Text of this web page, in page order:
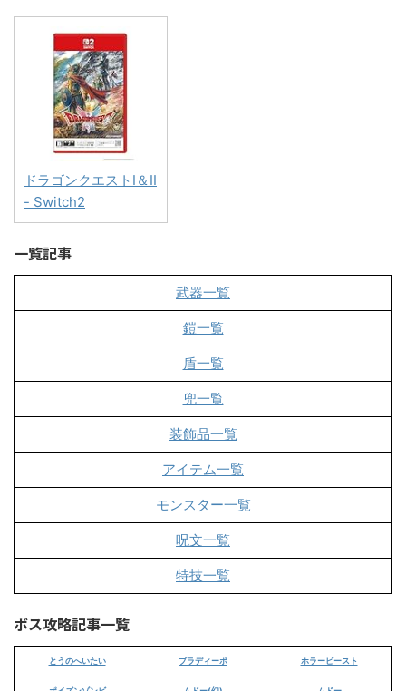
ドラゴンクエストI＆II
- Switch2
一覧記事
武器一覧
鎧一覧
盾一覧
兜一覧
装飾品一覧
アイテム一覧
モンスター一覧
呪文一覧
特技一覧
ボス攻略記事一覧
とうのへいたい ブラディーポ ホラービースト